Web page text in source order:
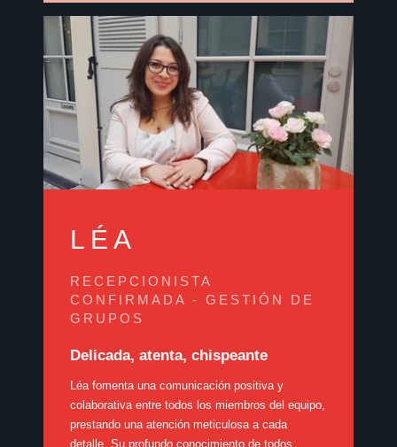
LÉA
RECEPCIONISTA
CONFIRMADA - GESTIÓN DE
GRUPOS
Delicada, atenta, chispeante
Léa fomenta una comunicación positiva y
colaborativa entre todos los miembros del equipo,
prestando una atención meticulosa a cada
detalle. Su profundo conocimiento de todos